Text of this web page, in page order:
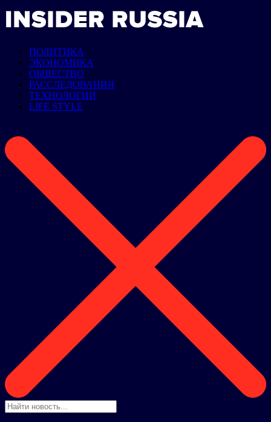
ПОЛИТИКА
ЭКОНОМИКА
ОБЩЕСТВО
РАССЛЕДОВАНИЯ
ТЕХНОЛОГИИ
LIFE STYLE